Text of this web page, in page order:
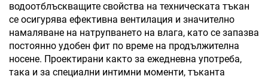
водоотблъскващите свойства на техническата тъкан
се осигурява ефективна вентилация и значително
намаляване на натрупването на влага, като се запазва
постоянно удобен фит по време на продължителна
носене. Проектирани както за ежедневна употреба,
така и за специални интимни моменти, тъканта